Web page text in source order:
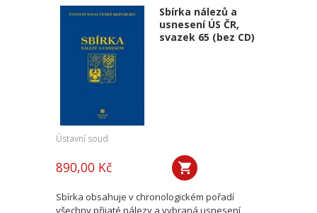
Sbírka nálezů a
usnesení ÚS ČR,
svazek 65 (bez CD)
Ústavní soud
890,00 Kč
Sbírka obsahuje v chronologickém pořadí
všechny přijaté nálezy a vybraná usnesení